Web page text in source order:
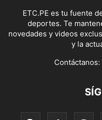
ETC.PE es tu fuente
deportes. Te
novedades y videos
y la
Contáctanos: